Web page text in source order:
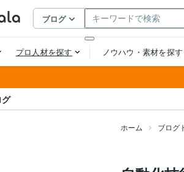
ホーム ブログ